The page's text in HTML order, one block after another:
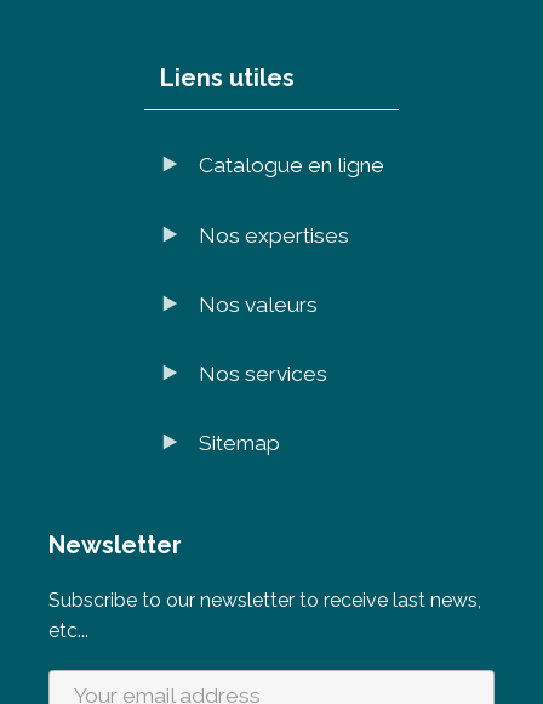
Liens utiles
Catalogue en ligne
Nos expertises
Nos valeurs
Nos services
Sitemap
Newsletter
Subscribe to our newsletter to receive last news,
etc...